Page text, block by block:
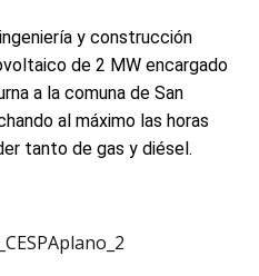
y construcción
de 2 MW encargado
a la comuna de San
al máximo las horas
tanto de gas y diésel.